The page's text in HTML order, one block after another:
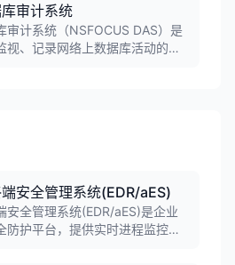
从资产、威胁、防御三个维度量
助用户建立快速响应机制。
审计系统
审计系统（NSFOCUS DAS）是
视、记录网络上数据库活动的合
安全管理系统(EDR/aES)
安全管理系统(EDR/aES)是企业
防护平台，提供实时进程监控、